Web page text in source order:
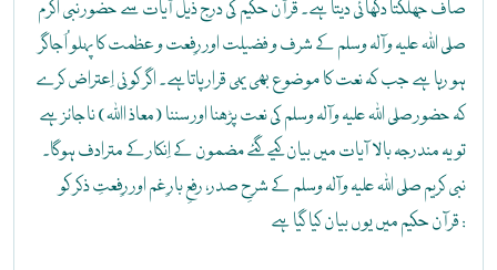
صاف جھلکتا دکھائی دیتا ہے۔ قرآن حکیم کی درج ذیل آیات سے حضور نبی اکرم
صلی اللہ علیہ وآلہ وسلم کے شرف و فضیلت اور رِفعت و عظمت کا پہلو اُجاگر
ہو رہا ہے جب کہ نعت کا موضوع بھی یہی قرار پاتاہے۔ اگر کوئی اِعتراض کرے
کہ حضور صلی اللہ علیہ وآلہ وسلم کی نعت پڑھنا اور سننا (معاذ اﷲ) ناجائز ہے
تو یہ مندرجہ بالا آیات میں بیان کیے گئے مضمون کے اِنکار کے مترادف ہوگا۔
نبی کریم صلی اللہ علیہ وآلہ وسلم کے شرحِ صدر، رفعِ بارِ غم اور رِفعتِ ذکر کو
قرآن حکیم میں یوں بیان کیا گیا ہے :